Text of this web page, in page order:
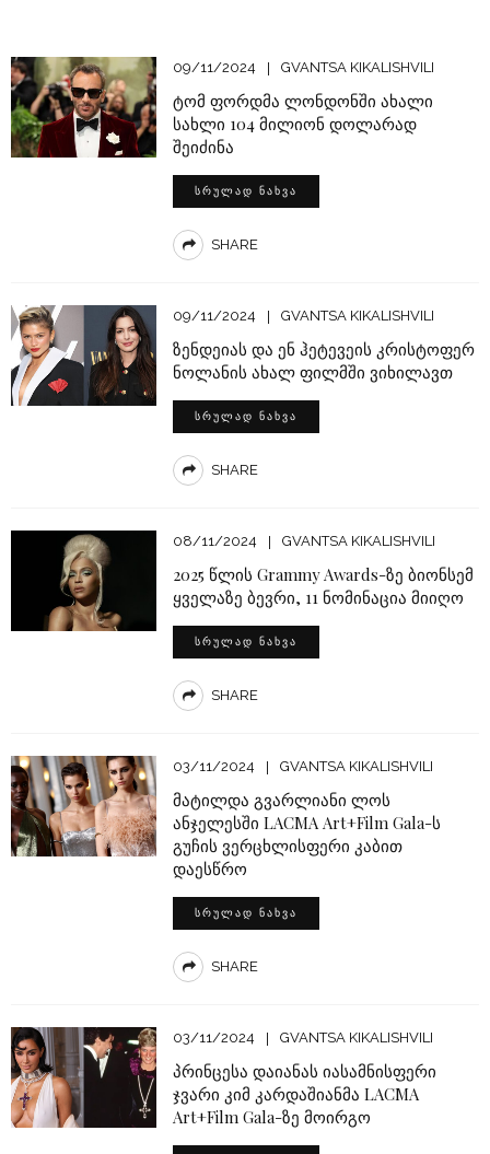
09/11/2024 GVANTSA KIKALISHVILI
ტომ ფორდმა ლონდონში ახალი
სახლი 104 მილიონ დოლარად
შეიძინა
ᲡᲠᲣᲚᲐᲓ ᲜᲐᲮᲕᲐ
SHARE
09/11/2024 GVANTSA KIKALISHVILI
ზენდეიას და ენ ჰეტევეის კრისტოფერ
ნოლანის ახალ ფილმში ვიხილავთ
ᲡᲠᲣᲚᲐᲓ ᲜᲐᲮᲕᲐ
SHARE
08/11/2024 GVANTSA KIKALISHVILI
2025 წლის Grammy Awards-ზე ბიონსემ
ყველაზე ბევრი, 11 ნომინაცია მიიღო
ᲡᲠᲣᲚᲐᲓ ᲜᲐᲮᲕᲐ
SHARE
03/11/2024 GVANTSA KIKALISHVILI
მატილდა გვარლიანი ლოს
ანჯელესში LACMA Art+Film Gala-ს
გუჩის ვერცხლისფერი კაბით
დაესწრო
ᲡᲠᲣᲚᲐᲓ ᲜᲐᲮᲕᲐ
SHARE
03/11/2024 GVANTSA KIKALISHVILI
პრინცესა დაიანას იასამნისფერი
ჯვარი კიმ კარდაშიანმა LACMA
Art+Film Gala-ზე მოირგო